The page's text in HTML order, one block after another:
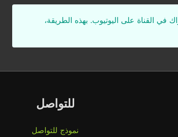
في القناة على اليوتيوب. بهذه الطريقة،
للتواصل
نموذج للتواصل